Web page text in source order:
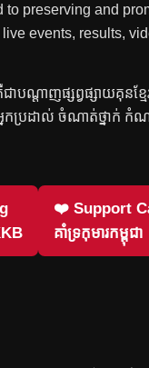
to preserving and
live events, results,
ជាបណ្តាញផ្សព្វផ្សាយគុនខ្ម
អ្នកប្រដាល់ ចំណាត់ថ្នាក់
❤️ Support
គាំទ្រកុមារកម្ពុជា